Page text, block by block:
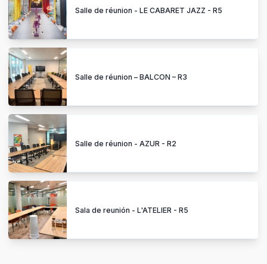
Salle de réunion - LE CABARET JAZZ - R5
Salle de réunion – BALCON – R3
Salle de réunion - AZUR - R2
Sala de reunión - L'ATELIER - R5